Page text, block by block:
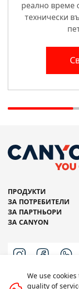
Viewpoint
81A Arsenalsky
+35929889170
Viewpoint
+359887955855
Viewpoint
+359879110400
Viewpoint
+35952334488
Viewpoint
реално време
технически
ПРОДУКТИ
ЗА ПОТРЕБИТЕЛИ
ЗА ПАРТНЬОРИ
ЗА CANYON
We use
quality of